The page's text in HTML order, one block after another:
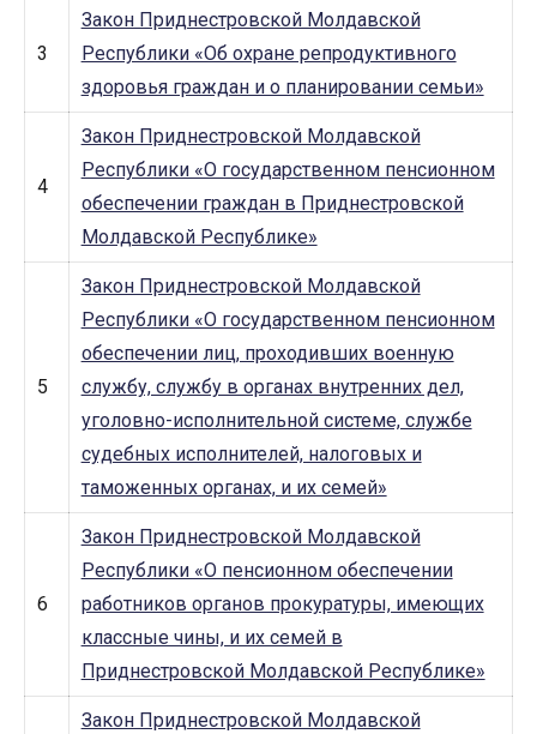
3
Закон Приднестровской Молдавской
Республики «Об охране репродуктивного
здоровья граждан и о планировании семьи»
4
Закон Приднестровской Молдавской
Республики «О государственном пенсионном
обеспечении граждан в Приднестровской
Молдавской Республике»
5
Закон Приднестровской Молдавской
Республики «О государственном пенсионном
обеспечении лиц, проходивших военную
службу, службу в органах внутренних дел,
уголовно-исполнительной системе, службе
судебных исполнителей, налоговых и
таможенных органах, и их семей»
6
Закон Приднестровской Молдавской
Республики «О пенсионном обеспечении
работников органов прокуратуры, имеющих
классные чины, и их семей в
Приднестровской Молдавской Республике»
Закон Приднестровской Молдавской